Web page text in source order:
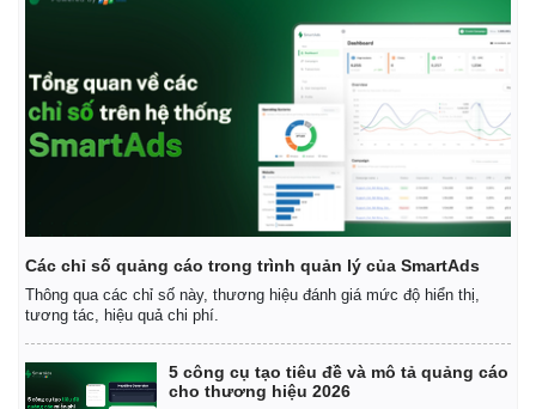
Quan sát
Cuộc sống đó đây
Hồ sơ
Multimedia
Video
Ảnh
E-Magazine
Infographic
Các chỉ số quảng cáo trong trình quản lý của SmartAds
Thông qua các chỉ số này, thương hiệu đánh giá mức độ hiển thị,
tương tác, hiệu quả chi phí.
5 công cụ tạo tiêu đề và mô tả quảng cáo
cho thương hiệu 2026